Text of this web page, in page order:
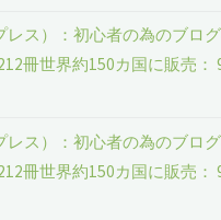
レス）：初心者の為のブロ
冊世界約150カ国に販売：
レス）：初心者の為のブロ
冊世界約150カ国に販売：